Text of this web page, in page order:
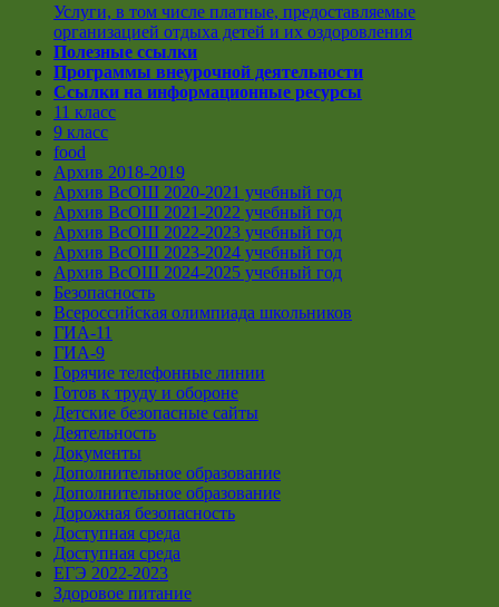
Услуги, в том числе платные, предоставляемые
организацией отдыха детей и их оздоровления
Полезные ссылки
Программы внеурочной деятельности
Ссылки на информационные ресурсы
11 класс
9 класс
food
Архив 2018-2019
Архив ВсОШ 2020-2021 учебный год
Архив ВсОШ 2021-2022 учебный год
Архив ВсОШ 2022-2023 учебный год
Архив ВсОШ 2023-2024 учебный год
Архив ВсОШ 2024-2025 учебный год
Безопасность
Всероссийская олимпиада школьников
ГИА-11
ГИА-9
Горячие телефонные линии
Готов к труду и обороне
Детские безопасные сайты
Деятельность
Документы
Дополнительное образование
Дополнительное образование
Дорожная безопасность
Доступная среда
Доступная среда
ЕГЭ 2022-2023
Здоровое питание